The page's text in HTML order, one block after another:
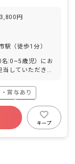
円
駅（徒歩1分）
:0~5歳児）にお
していただきま
む保育業務 ・子
分散される環境で
～5歳児
賞与あり
備
昇進あり
キープ